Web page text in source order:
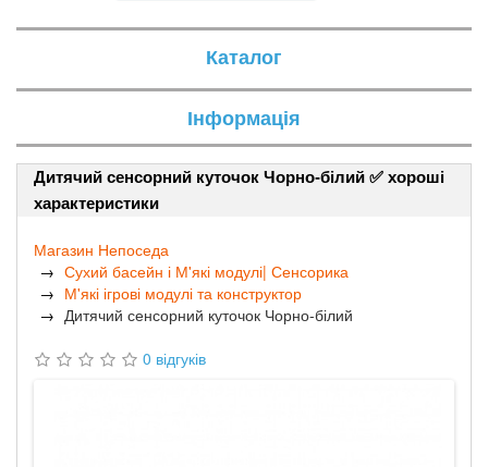
Каталог
Інформація
Дитячий сенсорний куточок Чорно-білий ✅ хороші
характеристики
Магазин Непоседа
Сухий басейн і М'які модулі| Сенсорика
М'які ігрові модулі та конструктор
Дитячий сенсорний куточок Чорно-білий
0 відгуків